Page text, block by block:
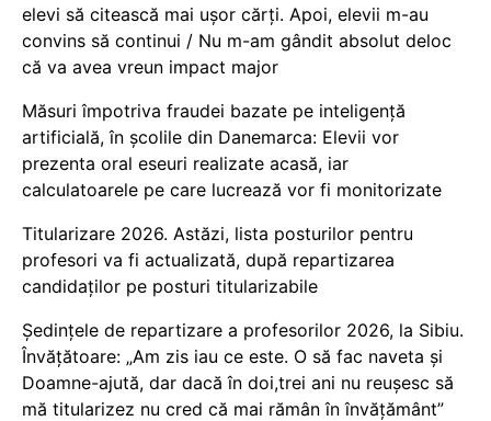
elevi să citească mai ușor cărți. Apoi, elevii m-au
convins să continui / Nu m-am gândit absolut deloc
că va avea vreun impact major
Măsuri împotriva fraudei bazate pe inteligență
artificială, în școlile din Danemarca: Elevii vor
prezenta oral eseuri realizate acasă, iar
calculatoarele pe care lucrează vor fi monitorizate
Titularizare 2026. Astăzi, lista posturilor pentru
profesori va fi actualizată, după repartizarea
candidaților pe posturi titularizabile
Ședințele de repartizare a profesorilor 2026, la Sibiu.
Învățătoare: „Am zis iau ce este. O să fac naveta și
Doamne-ajută, dar dacă în doi,trei ani nu reușesc să
mă titularizez nu cred că mai rămân în învățământ”